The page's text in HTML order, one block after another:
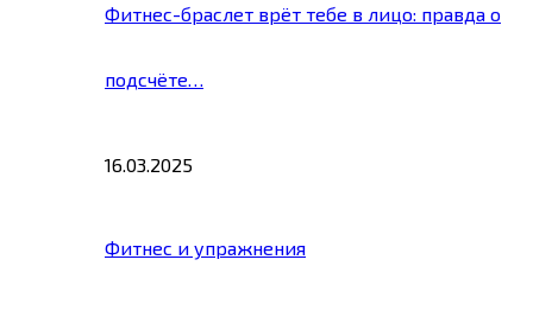
Фитнес-браслет врёт тебе в лицо: правда о
подсчёте…
16.03.2025
Фитнес и упражнения